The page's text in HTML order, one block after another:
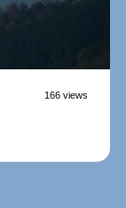
166 views